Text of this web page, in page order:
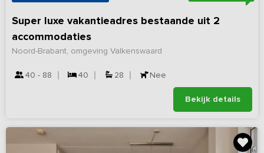
Super luxe vakantieadres bestaande uit 2
accommodaties
Noord-Brabant, omgeving Valkenswaard
40 - 88 40 28 Nee
Bekijk details